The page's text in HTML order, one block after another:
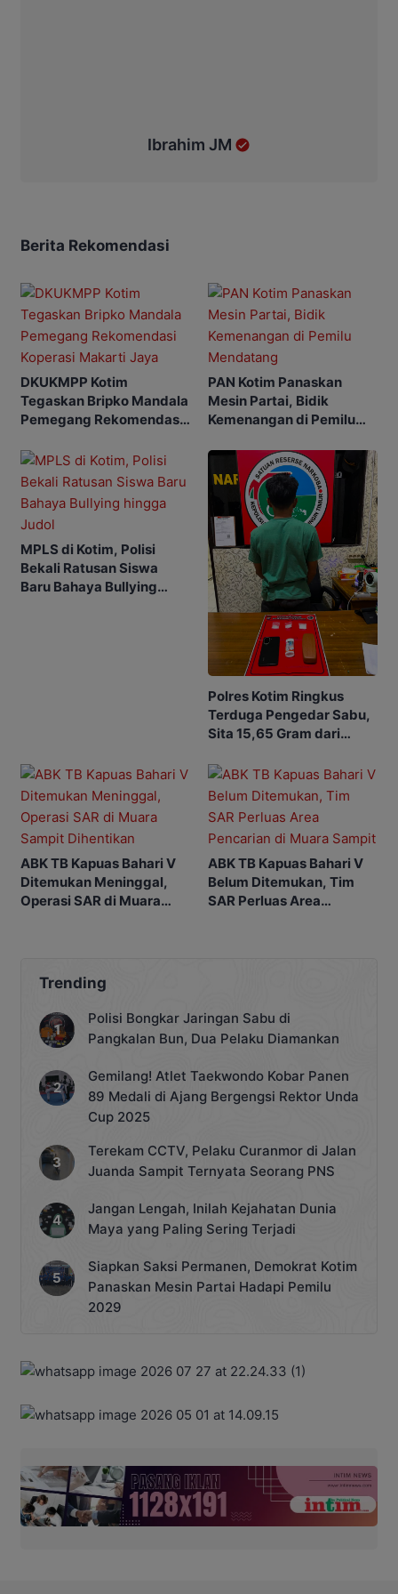
Ibrahim JM
Berita Rekomendasi
DKUKMPP Kotim
Tegaskan Bripko Mandala
Pemegang Rekomendasi
PAN Kotim Panaskan
Mesin Partai, Bidik
Kemenangan di Pemilu
MPLS di Kotim, Polisi
Bekali Ratusan Siswa
Baru Bahaya Bullying
Polres Kotim Ringkus
Terduga Pengedar Sabu,
Sita 15,65 Gram dari
ABK TB Kapuas Bahari V
Ditemukan Meninggal,
Operasi SAR di Muara
ABK TB Kapuas Bahari V
Belum Ditemukan, Tim
SAR Perluas Area
Trending
Polisi Bongkar Jaringan Sabu di
Pangkalan Bun, Dua Pelaku Diamankan
Gemilang! Atlet Taekwondo Kobar Panen
89 Medali di Ajang Bergengsi Rektor Unda
Cup 2025
Terekam CCTV, Pelaku Curanmor di Jalan
Juanda Sampit Ternyata Seorang PNS
Jangan Lengah, Inilah Kejahatan Dunia
Maya yang Paling Sering Terjadi
Siapkan Saksi Permanen, Demokrat Kotim
Panaskan Mesin Partai Hadapi Pemilu
2029